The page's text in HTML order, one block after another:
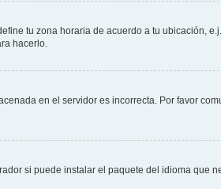
tu zona horaria de acuerdo a tu ubicación,
hacerlo.
en el servidor es incorrecta. Por favor
si puede instalar el paquete del idioma que